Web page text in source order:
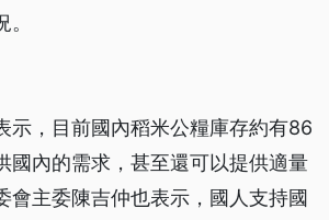
示，目前國內稻米公糧庫存約有86
國內的需求，甚至還可以提供適量
會主委陳吉仲也表示，國人支持國